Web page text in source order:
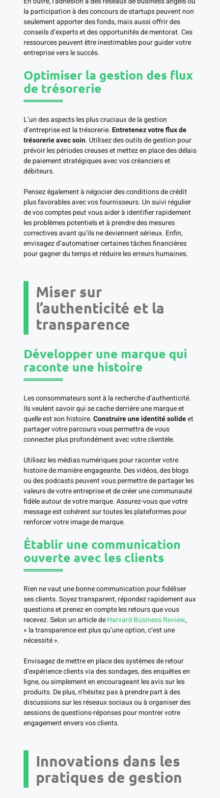
la participation à des concours de startups peuvent non
seulement apporter des fonds, mais aussi offrir des
conseils d’experts et des opportunités de mentorat. Ces
ressources peuvent être inestimables pour guider votre
entreprise vers le succès.
Optimiser la gestion des flux
de trésorerie
L’un des aspects les plus cruciaux de la gestion
d’entreprise est la trésorerie.Entretenez votre flux de
trésorerie avec soin. Utilisez des outils de gestion pour
prévoir les périodes creuses et mettez en place des délais
de paiement stratégiques avec vos créanciers et
débiteurs.
Pensez également à négocier des conditions de crédit
plus favorables avec vos fournisseurs. Un suivi régulier
de vos comptes peut vous aider à identifier rapidement
les problèmes potentiels et à prendre des mesures
correctives avant qu’ils ne deviennent sérieux. Enfin,
envisagez d’automatiser certaines tâches financières
pour gagner du temps et réduire les erreurs humaines.
Miser sur
l’authenticité et la
transparence
Développer une marque qui
raconte une histoire
Les consommateurs sont à la recherche d’authenticité.
Ils veulent savoir qui se cache derrière une marque et
quelle est son histoire.Construire une identité solideet
partager votre parcours vous permettra de vous
connecter plus profondément avec votre clientèle.
Utilisez les médias numériques pour raconter votre
histoire de manière engageante. Des vidéos, des blogs
ou des podcasts peuvent vous permettre de partager les
valeurs de votre entreprise et de créer une communauté
fidèle autour de votre marque. Assurez-vous que votre
message est cohérent sur toutes les plateformes pour
renforcer votre image de marque.
Établir une communication
ouverte avec les clients
Rien ne vaut une bonne communication pour fidéliser
ses clients. Soyez transparent, répondez rapidement aux
questions et prenez en compte les retours que vous
recevez. Selon un article deHarvard Business Review,
« la transparence est plus qu’une option, c’est une
nécessité ».
Envisagez de mettre en place des systèmes de retour
d’expérience clients via des sondages, des enquêtes en
ligne, ou simplement en encourageant les avis sur les
produits. De plus, n’hésitez pas à prendre part à des
discussions sur les réseaux sociaux ou à organiser des
sessions de questions-réponses pour montrer votre
engagement envers vos clients.
Innovations dans les
pratiques de gestion